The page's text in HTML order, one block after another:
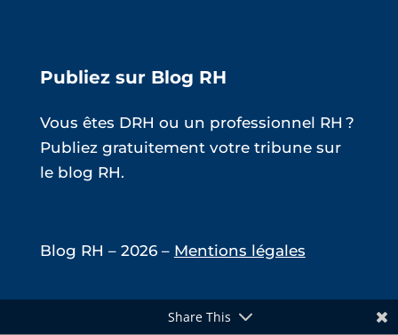
Publiez sur Blog RH
Vous êtes DRH ou un professionnel RH ?
Publiez gratuitement votre tribune sur
le blog RH.
Blog RH – 2026 – Mentions légales
Share This